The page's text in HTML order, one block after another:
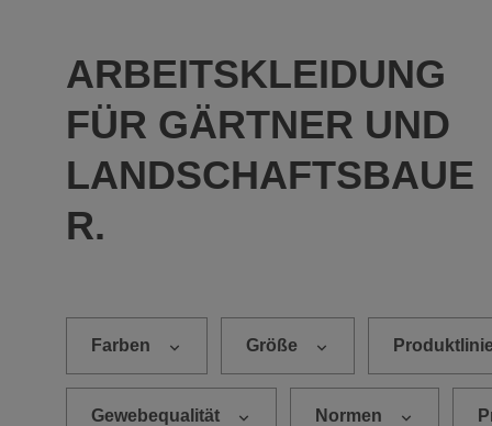
ARBEITSKLEIDUNG
FÜR GÄRTNER UND
LANDSCHAFTSBAUE
R.
Farben Größe
Gewebequalität Normen